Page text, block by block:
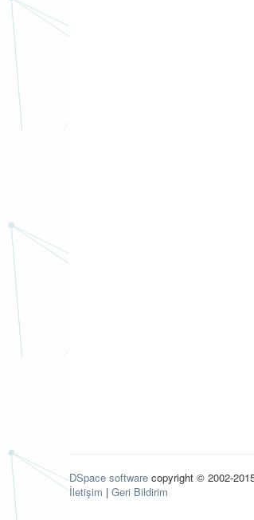
DSpace software copyright © 2002-
İletişim | Geri Bildirim